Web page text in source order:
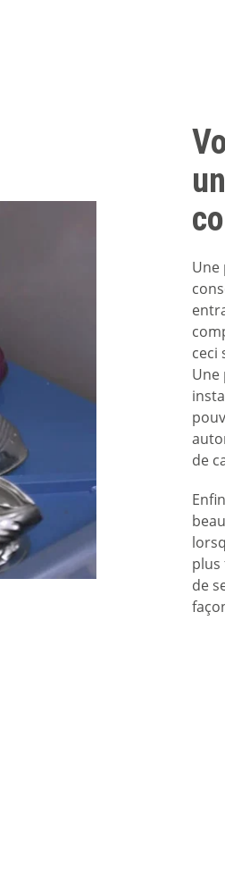
Une
ceci
Une
de
plus
de